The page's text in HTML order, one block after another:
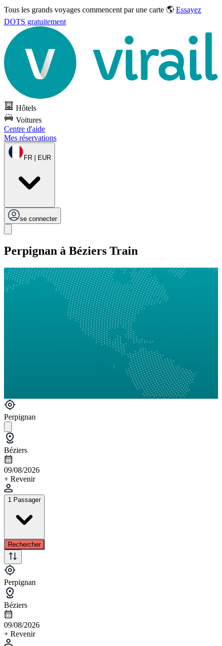
Tous les grands voyages commencent par une carte 🌎 Essayez
DOTS gratuitement
Hôtels
Voitures
Centre d'aide
Mes réservations
FR | EUR
se connecter
Perpignan à Béziers Train
Perpignan
Béziers
09/08/2026
+ Revenir
1 Passager
Rechercher
Perpignan
Béziers
09/08/2026
+ Revenir